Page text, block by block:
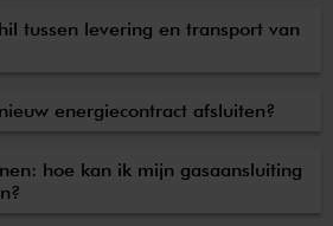
tussen levering en transport van
energiecontract afsluiten?
hoe kan ik mijn gasaansluiting